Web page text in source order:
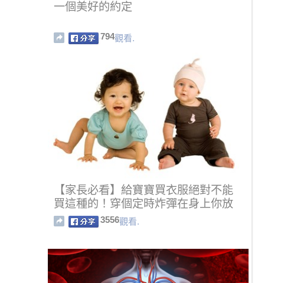
一個美好的約定
794觀看.
【家長必看】給寶寶買衣服絕對不能
買這種的！穿個定時炸彈在身上你放
心嗎？
3556觀看.